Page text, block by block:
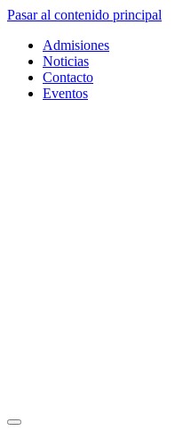
Pasar al contenido principal
Admisiones
Noticias
Contacto
Eventos